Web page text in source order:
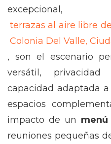
terrazas al aire libre
Colonia Del Valle,
, son el escenario
versátil,
capacidad adaptada
espacios
impacto de un
reuniones pequeñas